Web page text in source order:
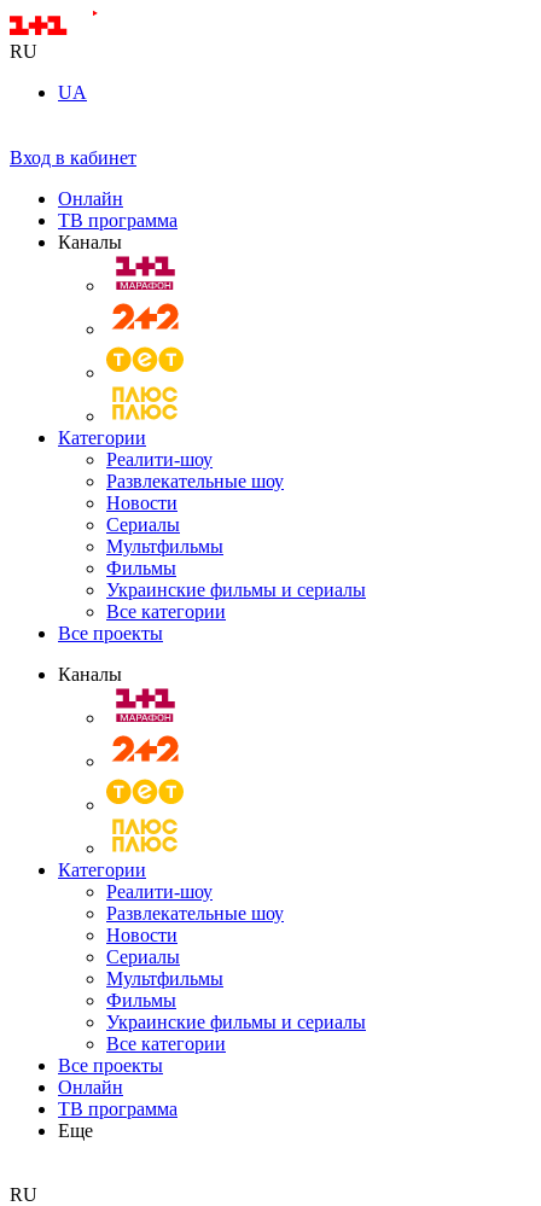
RU
UA
Вход в кабинет
Онлайн
ТВ программа
Каналы
Категории
Реалити-шоу
Развлекательные шоу
Новости
Сериалы
Мультфильмы
Фильмы
Украинские фильмы и сериалы
Все категории
Все проекты
Каналы
Категории
Реалити-шоу
Развлекательные шоу
Новости
Сериалы
Мультфильмы
Фильмы
Украинские фильмы и сериалы
Все категории
Все проекты
Онлайн
ТВ программа
Еще
RU